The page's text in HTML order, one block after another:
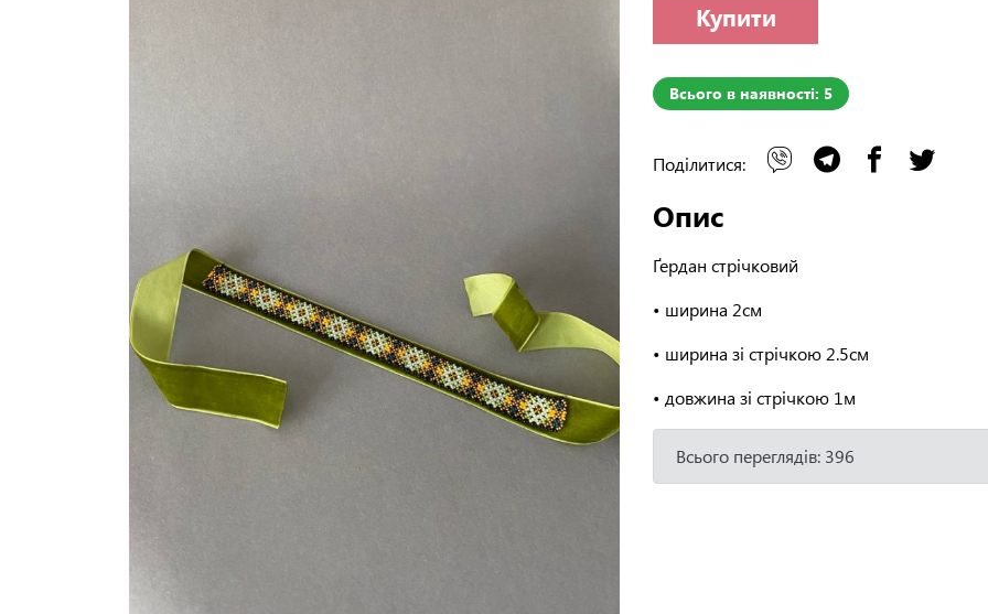
Купити
Всього в наявності: 5
Поділитися:
Опис
Ґердан стрічковий
• ширина 2см
• ширина зі стрічкою 2.5см
• довжина зі стрічкою 1м
Всього переглядів: 396